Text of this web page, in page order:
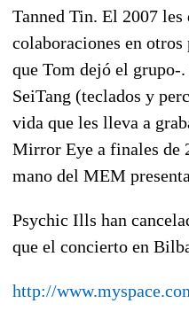
Tanned Tin. El 2007 les
colaboraciones en
que Tom dejó el
SeiTang (teclados y
vida que les lleva a
Mirror Eye a finales de
mano del MEM
Psychic Ills han
que el concierto en
http://